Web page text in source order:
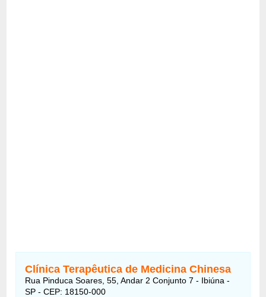
Clínica Terapêutica de Medicina Chinesa
Rua Pinduca Soares, 55, Andar 2 Conjunto 7 - Ibiúna -
SP - CEP: 18150-000